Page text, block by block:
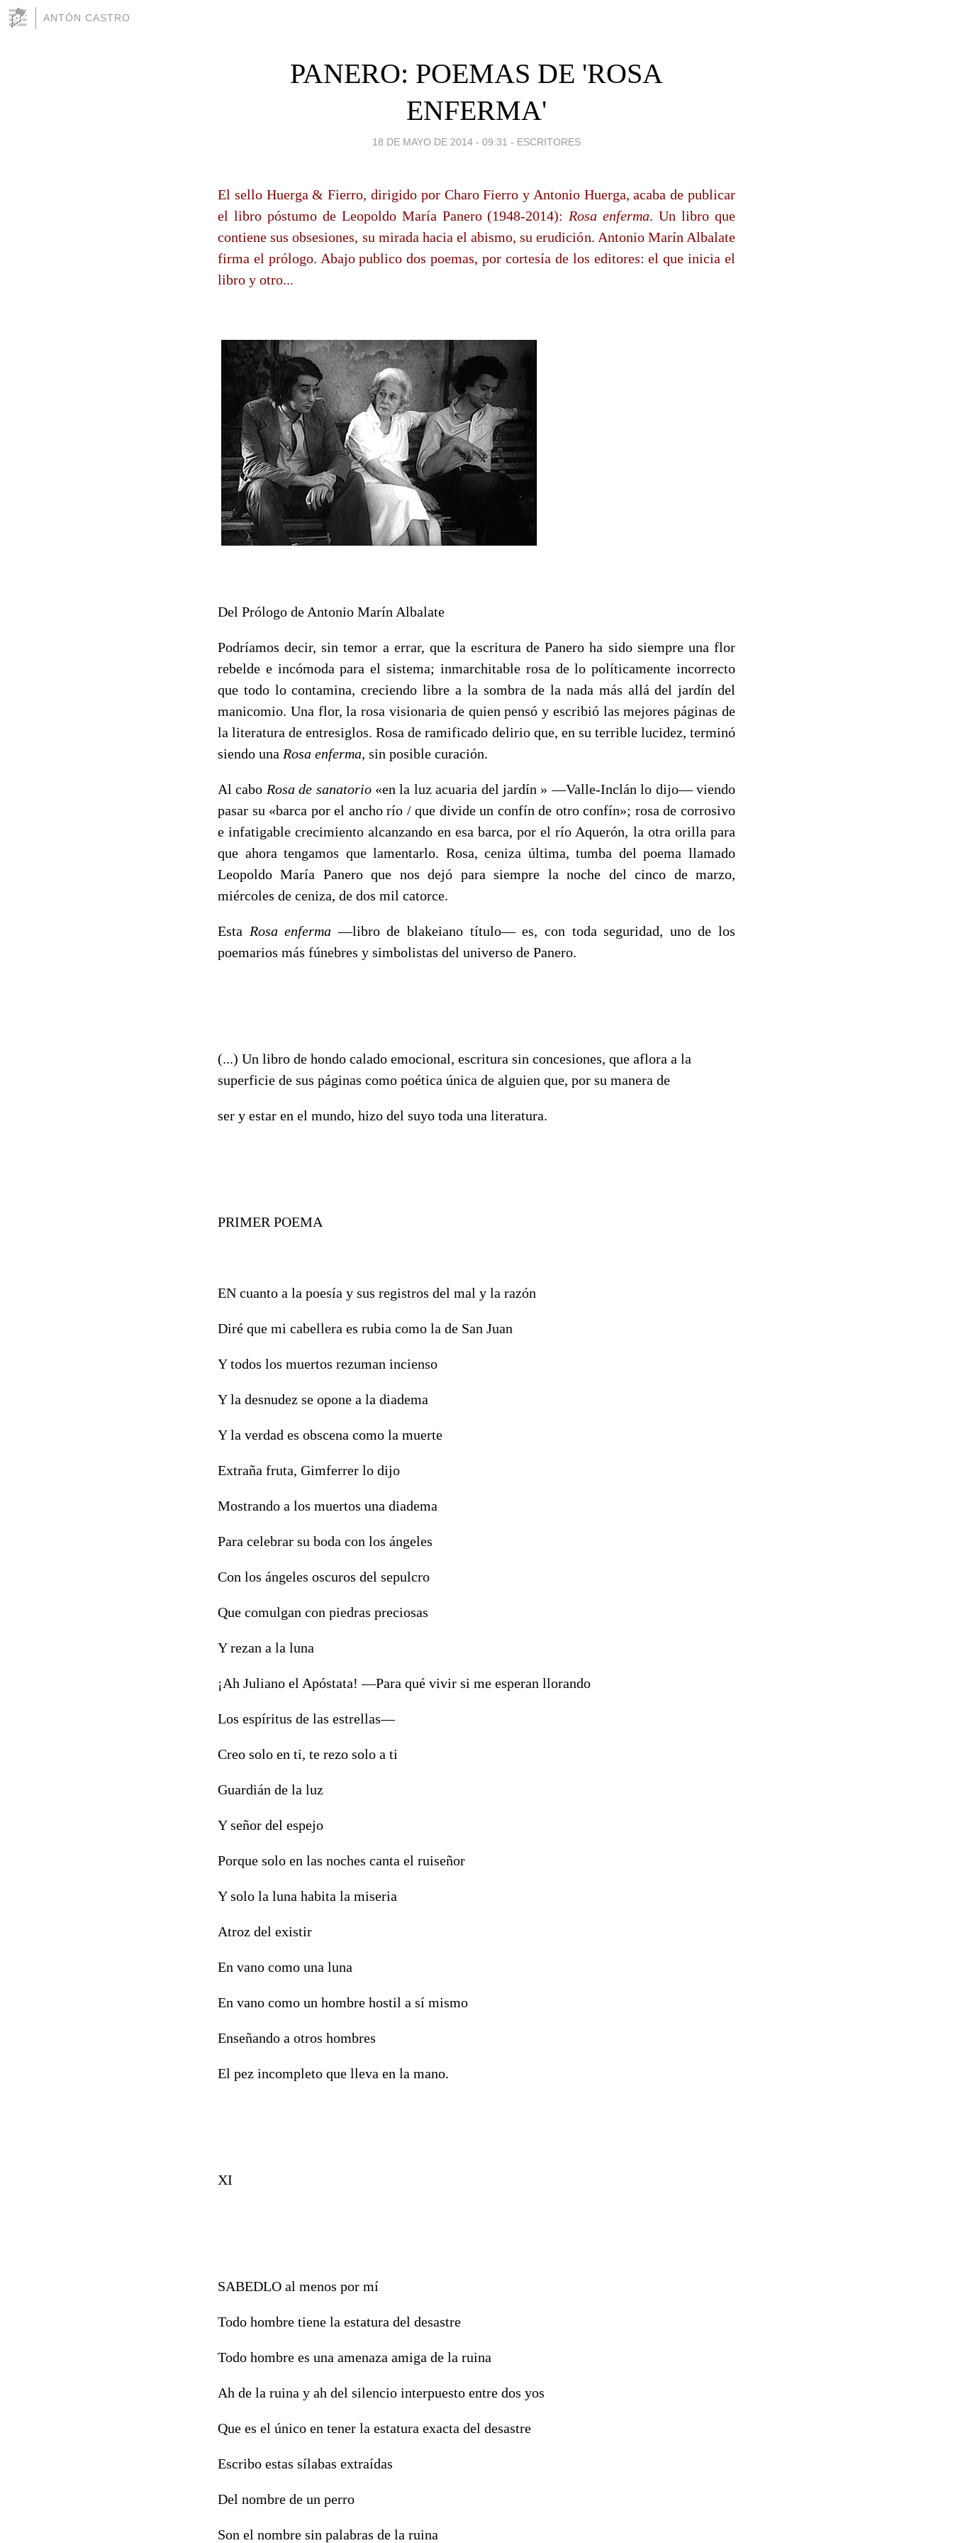
ANTÓN CASTRO
PANERO: POEMAS DE 'ROSA
ENFERMA'
18 DE MAYO DE 2014 - 09:31 - ESCRITORES
El sello Huerga & Fierro, dirigido por Charo Fierro y Antonio Huerga, acaba de publicar
el libro póstumo de Leopoldo María Panero (1948-2014): Rosa enferma. Un libro que
contiene sus obsesiones, su mirada hacia el abismo, su erudición. Antonio Marín Albalate
firma el prólogo. Abajo publico dos poemas, por cortesía de los editores: el que inicia el
libro y otro...
Del Prólogo de Antonio Marín Albalate
Podríamos decir, sin temor a errar, que la escritura de Panero ha sido siempre una flor
rebelde e incómoda para el sistema; inmarchitable rosa de lo políticamente incorrecto
que todo lo contamina, creciendo libre a la sombra de la nada más allá del jardín del
manicomio. Una flor, la rosa visionaria de quien pensó y escribió las mejores páginas de
la literatura de entresiglos. Rosa de ramificado delirio que, en su terrible lucidez, terminó
siendo una Rosa enferma, sin posible curación.
Al cabo Rosa de sanatorio«en la luz acuaria del jardín » —Valle-Inclán lo dijo— viendo
pasar su «barca por el ancho río / que divide un confín de otro confín»; rosa de corrosivo
e infatigable crecimiento alcanzando en esa barca, por el río Aquerón, la otra orilla para
que ahora tengamos que lamentarlo. Rosa, ceniza última, tumba del poema llamado
Leopoldo María Panero que nos dejó para siempre la noche del cinco de marzo,
miércoles de ceniza, de dos mil catorce.
Esta Rosa enferma —libro de blakeiano título— es, con toda seguridad, uno de los
poemarios más fúnebres y simbolistas del universo de Panero.
(...) Un libro de hondo calado emocional, escritura sin concesiones, que aflora a la
superficie de sus páginas como poética única de alguien que, por su manera de
ser y estar en el mundo, hizo del suyo toda una literatura.
PRIMER POEMA
EN cuanto a la poesía y sus registros del mal y la razón
Diré que mi cabellera es rubia como la de San Juan
Y todos los muertos rezuman incienso
Y la desnudez se opone a la diadema
Y la verdad es obscena como la muerte
Extraña fruta, Gimferrer lo dijo
Mostrando a los muertos una diadema
Para celebrar su boda con los ángeles
Con los ángeles oscuros del sepulcro
Que comulgan con piedras preciosas
Y rezan a la luna
¡Ah Juliano el Apóstata! ―Para qué vivir si me esperan llorando
Los espíritus de las estrellas―
Creo solo en ti, te rezo solo a ti
Guardián de la luz
Y señor del espejo
Porque solo en las noches canta el ruiseñor
Y solo la luna habita la miseria
Atroz del existir
En vano como una luna
En vano como un hombre hostil a sí mismo
Enseñando a otros hombres
El pez incompleto que lleva en la mano.
XI
SABEDLO al menos por mí
Todo hombre tiene la estatura del desastre
Todo hombre es una amenaza amiga de la ruina
Ah de la ruina y ah del silencio interpuesto entre dos yos
Que es el único en tener la estatura exacta del desastre
Escribo estas sílabas extraídas
Del nombre de un perro
Son el nombre sin palabras de la ruina